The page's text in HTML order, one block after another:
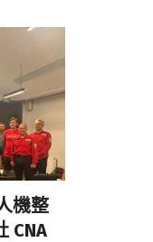
機整
CNA